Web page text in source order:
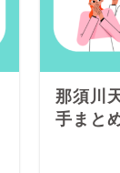
那須川
手まと